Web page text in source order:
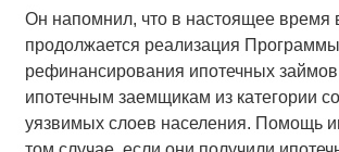
Он напомнил, что в настоящее время
продолжается реализация Программы
рефинансирования ипотечных
ипотечным заемщикам из категории
уязвимых слоев населения. Помощь